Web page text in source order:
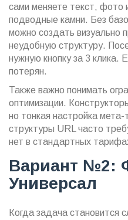
сами меняете текст, фото
подводные камни. Без
можно создать визуально
неудобную структуру.
нужную кнопку за 3 клика.
потерян.
Также важно понимать
оптимизации.
но тонкая настройка мета-
структуры URL часто
нет в стандартных
Вариант №2:
Универсал
Когда задача становится